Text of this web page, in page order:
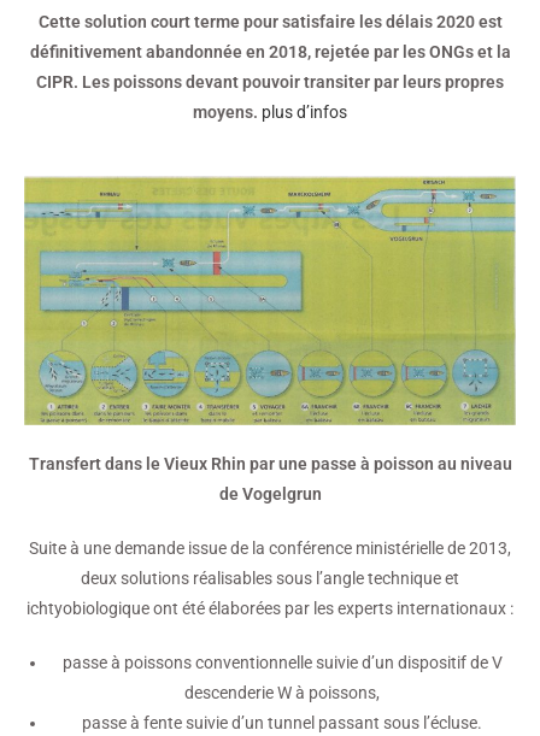
Cette solution court terme pour satisfaire les délais 2020 est
définitivement abandonnée en 2018, rejetée par les ONGs et la
CIPR. Les poissons devant pouvoir transiter par leurs propres
moyens. plus d’infos
Transfert dans le Vieux Rhin par une passe à poisson au niveau
de Vogelgrun
Suite à une demande issue de la conférence ministérielle de 2013,
deux solutions réalisables sous l’angle technique et
ichtyobiologique ont été élaborées par les experts internationaux :
passe à poissons conventionnelle suivie d’un dispositif de V
descenderie W à poissons,
passe à fente suivie d’un tunnel passant sous l’écluse.